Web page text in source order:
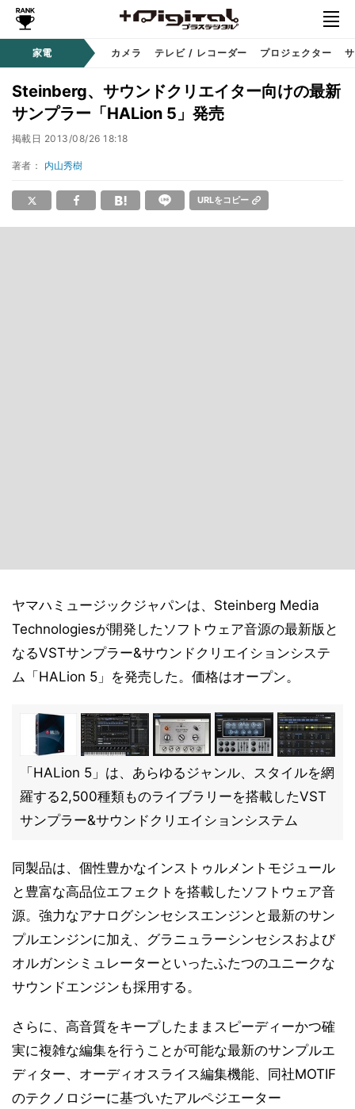
家電 カメラ テレビ / レコーダー プロジェクター
Steinberg、サウンドクリエイター向けの最新
サンプラー「HALion 5」発売
掲載日 2013/08/26 18:18
著者： 内山秀樹
URLをコピー
ヤマハミュージックジャパンは、Steinberg Media
Technologiesが開発したソフトウェア音源の最新版と
なるVSTサンプラー&サウンドクリエイションシステ
ム「HALion 5」を発売した。価格はオープン。
「HALion 5」は、あらゆるジャンル、スタイルを網
羅する2,500種類ものライブラリーを搭載したVST
サンプラー&サウンドクリエイションシステム
同製品は、個性豊かなインストゥルメントモジュール
と豊富な高品位エフェクトを搭載したソフトウェア音
源。強力なアナログシンセシスエンジンと最新のサン
プルエンジンに加え、グラニュラーシンセシスおよび
オルガンシミュレーターといったふたつのユニークな
サウンドエンジンも採用する。
さらに、高音質をキープしたままスピーディーかつ確
実に複雑な編集を行うことが可能な最新のサンプルエ
ディター、オーディオスライス編集機能、同社MOTIF
のテクノロジーに基づいたアルペジエーター